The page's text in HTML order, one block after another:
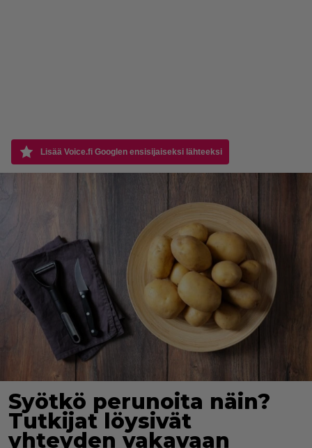
Lisää Voice.fi Googlen ensisijaiseksi lähteeksi
Syötkö perunoita näin?
Tutkijat löysivät
yhteyden vakavaan